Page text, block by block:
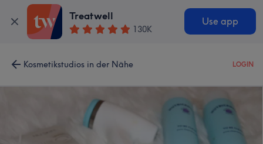
Treatwell
130K
Use app
Kosmetikstudios in der Nähe LOGIN